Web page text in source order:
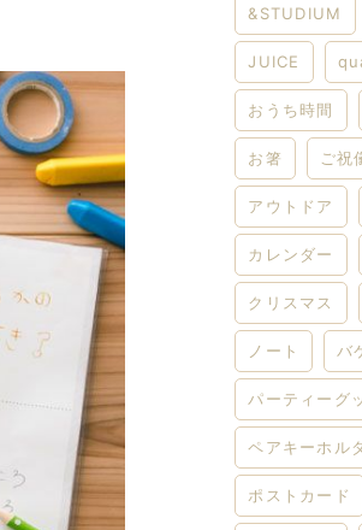
&STUDIUM
JUICE
おうち時間
お箸 ご祝
アウトドア
カレンダー
クリスマス
ノート バ
パーティーグ
ペアキーホル
ポストカード